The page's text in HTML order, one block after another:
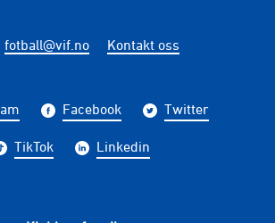
fotball@vif.no Kontakt oss
Facebook Twitter
TikTok Linkedin